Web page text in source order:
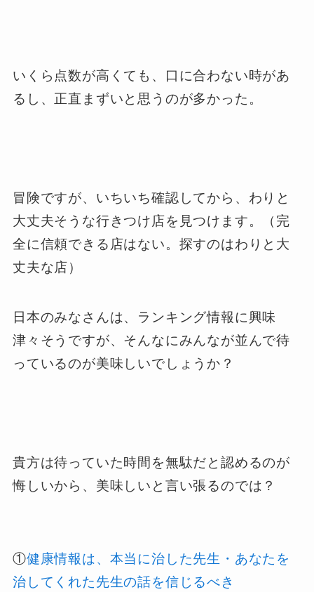
いくら点数が高くても、口に合わない時があ
るし、正直まずいと思うのが多かった。
冒険ですが、いちいち確認してから、わりと
大丈夫そうな行きつけ店を見つけます。（完
全に信頼できる店はない。探すのはわりと大
丈夫な店）
日本のみなさんは、ランキング情報に興味
津々そうですが、そんなにみんなが並んで待
っているのが美味しいでしょうか？
貴方は待っていた時間を無駄だと認めるのが
悔しいから、美味しいと言い張るのでは？
①健康情報は、本当に治した先生・あなたを
治してくれた先生の話を信じるべき